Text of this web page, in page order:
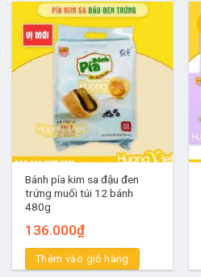
Bánh pía kim sa đậu đen
trứng muối túi 12 bánh
480g
136.000₫
Thêm vào giỏ hàng